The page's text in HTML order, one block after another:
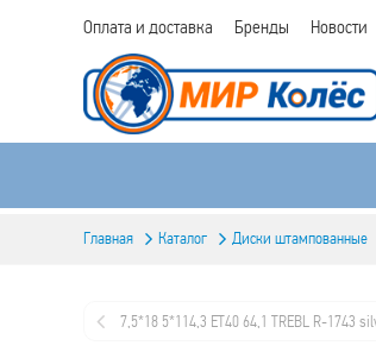
Оплата и доставка Бренды Новости
Главная Каталог Диски штампованные
7,5*18 5*114,3 ET40 64,1 TREBL R-1743